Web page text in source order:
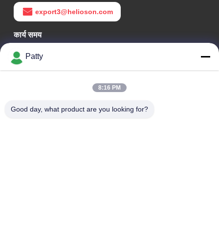
export3@helioson.com
कार्य समय
09:30-18:30
हमारा पता
Patty
8:16 PM
Good day, what product are you looking for?